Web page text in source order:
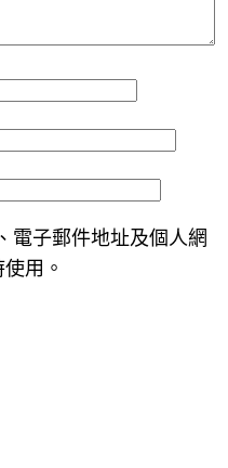
電子郵件地址及個人網
用。